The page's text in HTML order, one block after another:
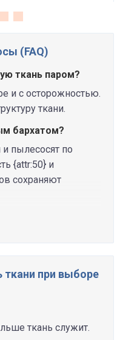
(FAQ)
ткань паром?
и с осторожностью.
ткани.
бархатом?
и пылесосят по
{attr:50} и
сохраняют
при выборе
ткань служит.